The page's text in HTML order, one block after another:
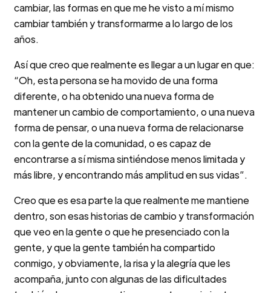
cambiar, las formas en que me he visto a mí mismo
cambiar también y transformarme a lo largo de los
años.
Así que creo que realmente es llegar a un lugar en que:
“Oh, esta persona se ha movido de una forma
diferente, o ha obtenido una nueva forma de
mantener un cambio de comportamiento, o una nueva
forma de pensar, o una nueva forma de relacionarse
con la gente de la comunidad, o es capaz de
encontrarse a sí misma sintiéndose menos limitada y
más libre, y encontrando más amplitud en sus vidas”.
Creo que es esa parte la que realmente me mantiene
dentro, son esas historias de cambio y transformación
que veo en la gente o que he presenciado con la
gente, y que la gente también ha compartido
conmigo, y obviamente, la risa y la alegría que les
acompaña, junto con algunas de las dificultades